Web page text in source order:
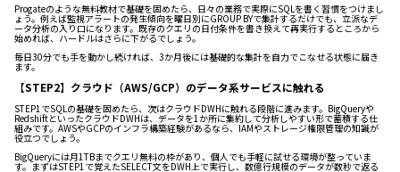
Progateのような無料教材で基礎を固めたら、日々の業務で実際にSQLを書く習慣をつけまし
ょう。例えば監視アラートの発生傾向を曜日別にGROUP BYで集計するだけでも、立派なデ
ータ分析の入り口になります。既存のクエリの日付条件を書き換えて再実行するところから
始めれば、ハードルはさらに下がるでしょう。
毎日30分でも手を動かし続ければ、3か月後には基礎的な集計を自力でこなせる状態に届き
ます。
【STEP2】クラウド（AWS/GCP）のデータ系サービスに触れる
STEP1でSQLの基礎を固めたら、次はクラウドDWHに触れる段階に進みます。BigQueryや
RedshiftといったクラウドDWHは、データを1か所に集約して分析しやすい形で蓄積する仕
組みです。AWSやGCPのインフラ構築経験があるなら、IAMやストレージ権限管理の知識が
役立つでしょう。
BigQueryには月1TBまでクエリ無料の枠があり、個人でも手軽に試せる環境が整っていま
す。まずはSTEP1で覚えたSELECT文をDWH上で実行し、数億行規模のデータが数秒で返る